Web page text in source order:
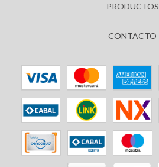
PRODUCTOS
CONTACTO